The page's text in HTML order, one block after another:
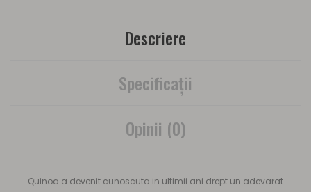
Descriere
Specificaţii
Opinii (0)
Quinoa a devenit cunoscuta in ultimii ani drept un adevarat